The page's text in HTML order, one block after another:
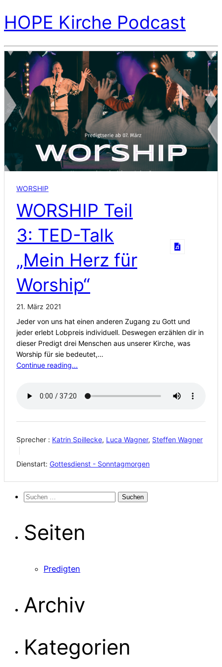
HOPE Kirche Podcast
WORSHIP
WORSHIP Teil
3: TED-Talk
„Mein Herz für
Worship“
21. März 2021
Jeder von uns hat einen anderen Zugang zu Gott und
jeder erlebt Lobpreis individuell. Deswegen erzählen dir in
dieser Predigt drei Menschen aus unserer Kirche, was
Worship für sie bedeutet,…
Continue reading...
Sprecher : Katrin Spillecke, Luca Wagner, Steffen Wagner
Dienstart: Gottesdienst - Sonntagmorgen
Suchen
Seiten
Predigten
Archiv
Kategorien